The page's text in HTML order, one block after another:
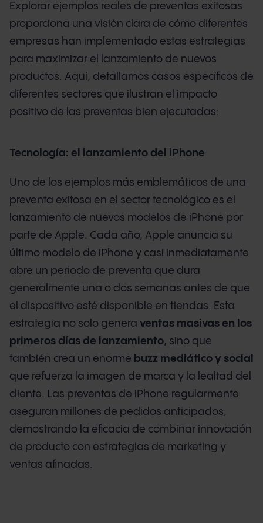
Explorar ejemplos reales de preventas exitosas
proporciona una visión clara de cómo diferentes
empresas han implementado estas estrategias
para maximizar el lanzamiento de nuevos
productos. Aquí, detallamos casos específicos de
diferentes sectores que ilustran el impacto
positivo de las preventas bien ejecutadas:
Tecnología: el lanzamiento del iPhone
Uno de los ejemplos más emblemáticos de una
preventa exitosa en el sector tecnológico es el
lanzamiento de nuevos modelos de iPhone por
parte de Apple. Cada año, Apple anuncia su
último modelo de iPhone y casi inmediatamente
abre un periodo de preventa que dura
generalmente una o dos semanas antes de que
el dispositivo esté disponible en tiendas. Esta
estrategia no solo genera ventas masivas en los
primeros días de lanzamiento, sino que
también crea un enorme buzz mediático y social
que refuerza la imagen de marca y la lealtad del
cliente. Las preventas de iPhone regularmente
aseguran millones de pedidos anticipados,
demostrando la eficacia de combinar innovación
de producto con estrategias de marketing y
ventas afinadas.